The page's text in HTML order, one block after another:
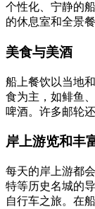
个性化、宁静的
的休息室和全景餐
美食与美酒
船上餐饮以当地
食为主，如鲱鱼
啤酒。许多邮轮
岸上游览和丰
每天的岸上游都
特等历史名城的
自行车之旅。在